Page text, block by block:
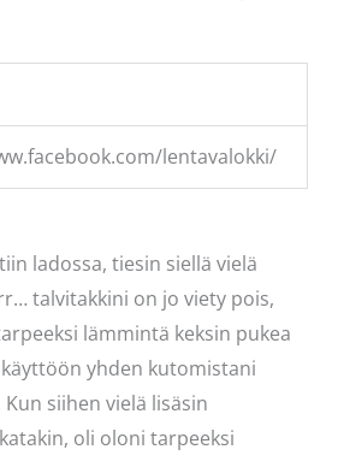
lentavalokki/
ladossa, tiesin siellä vielä
talvitakkini on jo viety pois,
lämmintä keksin pukea
yhden kutomistani
siihen vielä lisäsin
oli oloni tarpeeksi